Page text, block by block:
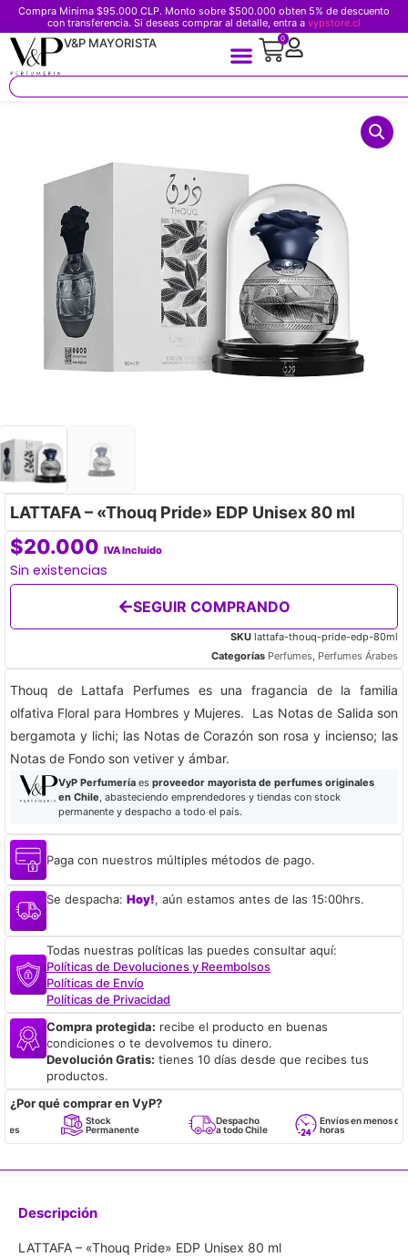
Compra Minima $95.000 CLP. Monto sobre $500.000 obten 5% de descuento
con transferencia. Si deseas comprar al detalle, entra a vypstore.cl
V&P MAYORISTA 0
LATTAFA – «Thouq Pride» EDP Unisex 80 ml
$20.000 IVA Incluido
Sin existencias
SEGUIR COMPRANDO
SKU lattafa-thouq-pride-edp-80ml
Categorías Perfumes, Perfumes Árabes
Thouq de Lattafa Perfumes es una fragancia de la familia
olfativa Floral para Hombres y Mujeres. Las Notas de Salida son
bergamota y lichi; las Notas de Corazón son rosa y incienso; las
Notas de Fondo son vetiver y ámbar.
VyP Perfumeríaes proveedor mayorista de perfumes originales
en Chile, abasteciendo emprendedores y tiendas con stock
permanente y despacho a todo el país.
Paga con nuestros múltiples métodos de pago.
Se despacha: Hoy!, aún estamos antes de las 15:00hrs.
Todas nuestras políticas las puedes consultar aquí:
Políticas de Devoluciones y Reembolsos
Políticas de Envío
Políticas de Privacidad
Compra protegida: recibe el producto en buenas
condiciones o te devolvemos tu dinero.
Devolución Gratis: tienes 10 días desde que recibes tus
productos.
¿Por qué comprar en VyP?
Stock
Permanente
Despacho
a todo Chile
Envíos en menos de 24
horas
Descripción
LATTAFA – «Thouq Pride» EDP Unisex 80 ml